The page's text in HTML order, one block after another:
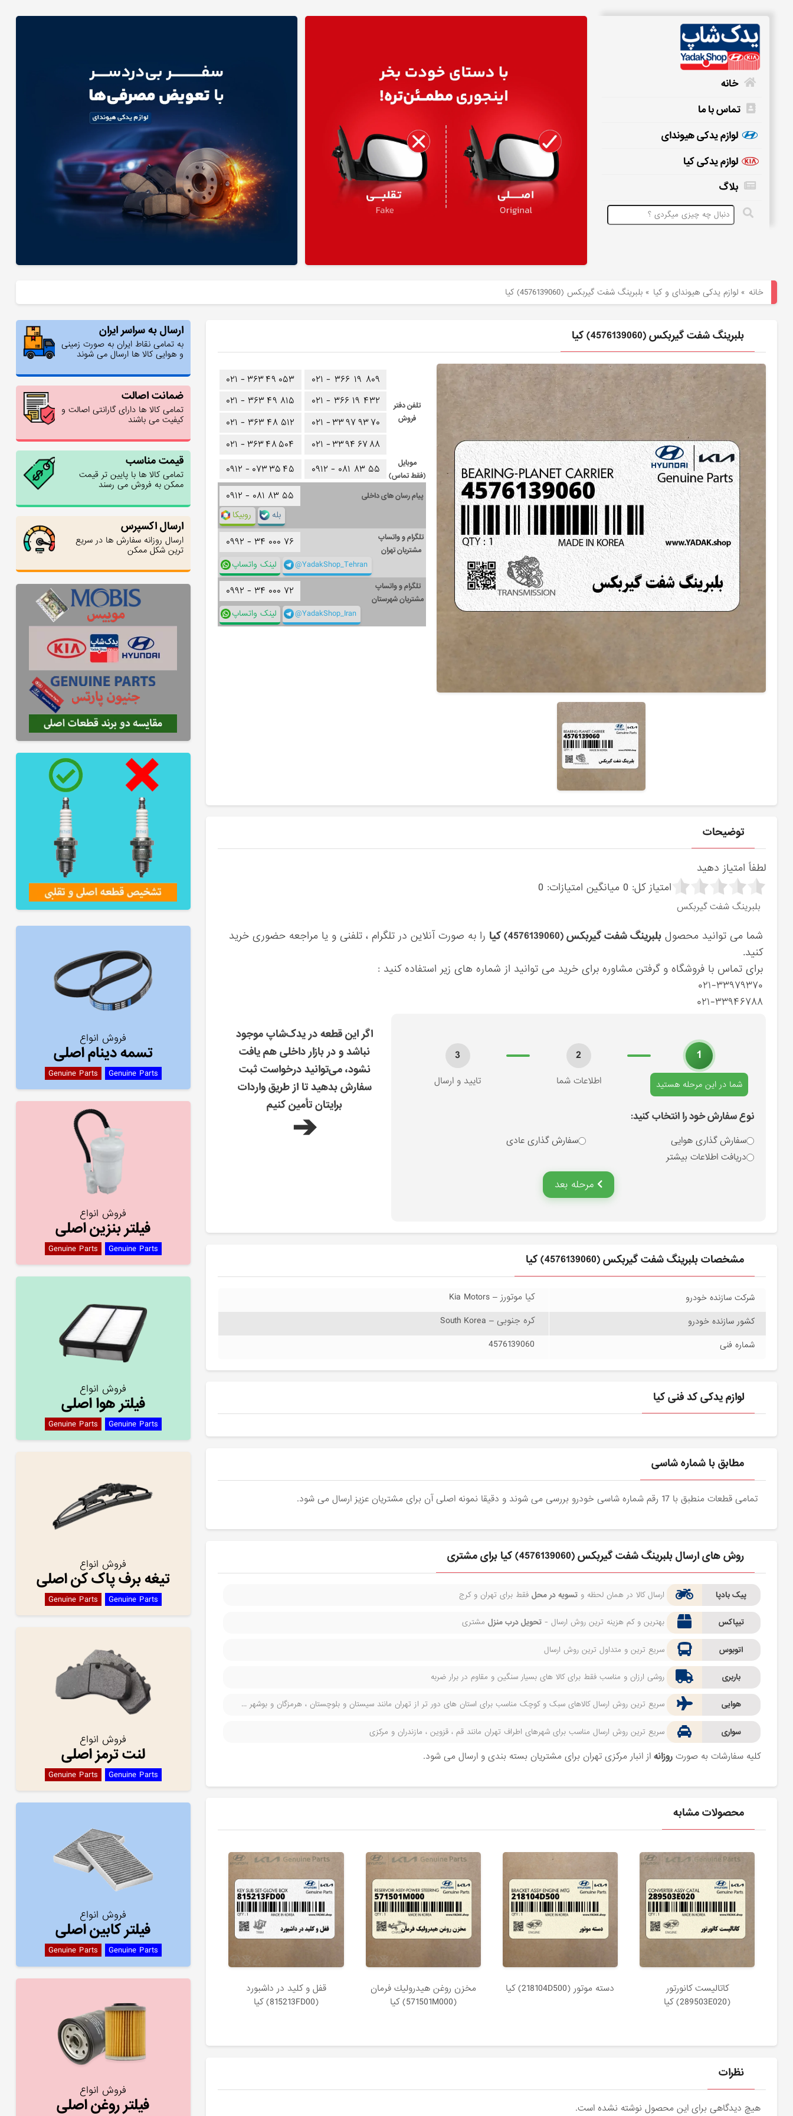
لوازم
خانه
تماس با ما
لوازم یدکی هیوندای
لوازم یدکی کیا
بلاگ
خانه »لوازم یدکی هیوندای و کیا »بلبرينگ شفت گيربكس (4576139060) کیا
ارسال به سراسر ایران
به تمامی نقاط ایران به صورت زمینی
و هوایی کالا ها ارسال می شوند
ضمانت اصالت
تمامی کالا ها دارای گارانتی اصالت و
کیفیت می باشند
قیمت مناسب
تمامی کالا ها با پایین تر قیمت
ممکن به فروش می رسند
ارسال اکسپرس
ارسال روزانه سفارش ها در سریع
ترین شکل ممکن
بلبرينگ شفت گيربكس (4576139060) کیا
تلفن دفتر
فروش
۰۲۱ - ۳۶۶ ۱۹ ۸۰۹
۰۲۱ - ۳۶۶ ۱۹ ۴۳۲
۰۲۱ -۳۳۹۷۹۳۷۰
۰۲۱ -۳۳۹۴ ۶۷۸۸
۰۲۱ - ۳۶۳۴۹ ۰۵۳
۰۲۱ - ۳۶۳ ۴۹ ۸۱۵
۰۲۱ - ۳۶۳ ۴۸ ۵۱۲
۰۲۱ - ۳۶۳۴۸۵۰۴
موبایل
(فقط تماس)
۰۹۱۲ - ۰۸۱ ۸۳ ۵۵ ۰۹۱۲ - ۰۷۳۳۵ ۴۵
پیام رسان های داخلی ۰۹۱۲ - ۰۸۱ ۸۳ ۵۵
روبیکا بله
تلگرام و واتساپ
مشتریان تهران
۰۹۹۲ - ۳۴ ۰۰۰ ۷۶
لینک واتساپ @YadakShop_Tehran
تلگرام و واتساپ
مشتریان شهرستان
۰۹۹۲ - ۳۴ ۰۰۰ ۷۲
لینک واتساپ @YadakShop_Iran
توضیحات
لطفاً امتیاز دهید
امتیاز کل: 0 میانگین امتیازات: 0
بلبرينگ شفت گيربكس
شما می توانید محصولبلبرينگ شفت گيربكس (4576139060) کیا
را به صورت آنلاین در تلگرام ، تلفنی و یا مراجعه حضوری خرید
کنید.
برای تماس با فروشگاه و گرفتن مشاوره برای خرید می توانید از شماره های زیر استفاده کنید :
۰۲۱-۳۳۹۷۹۳۷۰
۰۲۱-۳۳۹۴۶۷۸۸
اگر این قطعه در یدک‌شاپ موجود
نباشد و در بازار داخلی هم یافت
نشود، می‌توانید درخواست ثبت
سفارش بدهید تا از طریق واردات
برایتان تأمین کنیم
➔
1
انتخاب نوع سفارش
شما در این مرحله هستید
2
اطلاعات شما
3
تایید و ارسال
نوع سفارش خود را انتخاب کنید:
سفارش گذاری هوایی
سفارش گذاری عادی
دریافت اطلاعات بیشتر
مرحله بعد
مشخصات بلبرينگ شفت گيربكس (4576139060) کیا
شرکت سازنده خودرو کیا موتورز – Kia Motors
کشور سازنده خودرو کره جنوبی – South Korea
شماره فنی 4576139060
لوازم یدکی کد فنی کیا
مطابق با شماره شاسی
تمامی قطعات منطبق با 17 رقم شماره شاسی خودرو بررسی می شوند و دقیقا نمونه اصلی آن برای مشتریان عزیز ارسال می شود.
روش های ارسال بلبرينگ شفت گيربكس (4576139060) کیا برای مشتری
پیک بادپا ارسال کالا در همان لحظه وتسویه در محل فقط برای تهران و کرج
تیپاکس بهترین و کم هزینه ترین روش ارسال -تحویل درب منزل مشتری
اتوبوس سریع ترین و متداول ترین روش ارسال
باربری روشی ارزان و مناسب فقط برای کالا های بسیار سنگین و مقاوم در برار ضربه
هوایی سریع ترین روش ارسال کالاهای سبک و کوچک مناسب برای استان های دور تر از تهران مانند سیستان و بلوچستان ، هرمزگان و بوشهر ...
سواری سریع ترین روش ارسال مناسب برای شهرهای اطراف تهران مانند قم ، قزوین ، مازندران و مرکزی
کلیه سفارشات به صورتروزانه از انبار مرکزی تهران برای مشتریان بسته بندی و ارسال می شود.
محصولات مشابه
كاتاليست كانورتور
(289503E020) کیا
دسته موتور (218104D500) کیا
مخزن روغن هيدروليك فرمان
(571501M000) کیا
قفل و كليد در داشبورد
(815213FD00) کیا
نظرات
هیچ دیدگاهی برای این محصول نوشته نشده است.
فروش انواع
تسمه دینام اصلی
Genuine Parts Genuine Parts
فروش انواع
فیلتر بنزین اصلی
Genuine Parts Genuine Parts
فروش انواع
فیلتر هوا اصلی
Genuine Parts Genuine Parts
فروش انواع
تیغه برف پاک کن اصلی
Genuine Parts Genuine Parts
فروش انواع
لنت ترمز اصلی
Genuine Parts Genuine Parts
فروش انواع
فیلتر کابین اصلی
Genuine Parts Genuine Parts
فروش انواع
فیلتر روغن اصلی